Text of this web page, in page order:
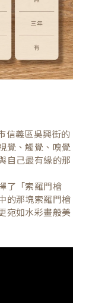
信義區吳興街的
覺、觸覺、嗅覺
自己最有緣的那
了「索羅門檜
的那塊索羅門檜
宛如水彩畫般美